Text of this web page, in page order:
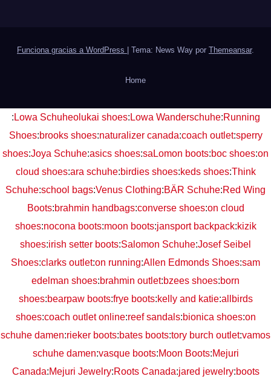
Funciona gracias a WordPress Tema: News Way por Themeansar.
Home
: Lowa Schuheolukai shoes: Lowa Wanderschuhe:Running
Shoes:brooks shoes:naturalizer canada:coach outlet:sperry
shoes:Joya Schuhe:asics shoes:saLomon boots:boc shoes:on
cloud shoes:ara schuhe:birdies shoes:keds shoes:Think
Schuhe:school bags:Venus Clothing:BÄR Schuhe:Red Wing
Boots:brahmin handbags:converse shoes:on cloud
shoes:nocona boots:moon boots:jansport backpack:kizik
shoes:irish setter boots:Salomon Schuhe:Josef Seibel
Shoes:clarks outlet:on running:Allen Edmonds Shoes:sam
edelman shoes:brahmin outlet:bzees shoes:born
shoes:bearpaw boots:frye boots:kelly and katie:allbirds
shoes:coach outlet online:reef sandals:bionica shoes:on
schuhe damen:rieker boots:bates boots:tory burch outlet:vamos
schuhe damen:vasque boots:Moon Boots:Mejuri
Canada:Mejuri Jewelry:Roots Canada:jared jewelry:boots